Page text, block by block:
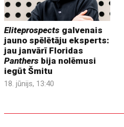
Eliteprospects galvenais
jauno spēlētāju eksperts:
jau janvārī Floridas
Panthers bija nolēmusi
iegūt Šmitu
18. jūnijs, 13:40